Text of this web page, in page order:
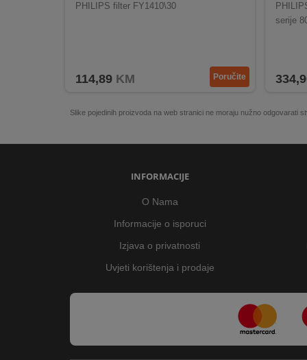
PHILIPS filter FY1410\30
114,89KM Poručite
serije
Slike pojedinih proizvoda na web stranici ne moraju nužno odgovarati
INFORMACIJE
O Nama
Informacije o isporuci
Izjava o privatnosti
Uvjeti korištenja i prodaje